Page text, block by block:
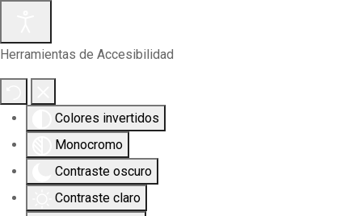
Herramientas de Accesibilidad
Colores invertidos
Monocromo
Contraste oscuro
Contraste claro